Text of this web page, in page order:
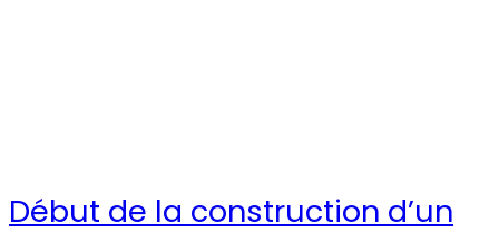
Début de la construction d’un